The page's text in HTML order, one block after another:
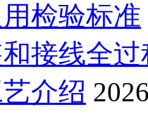
检验标准
接线全过
介绍